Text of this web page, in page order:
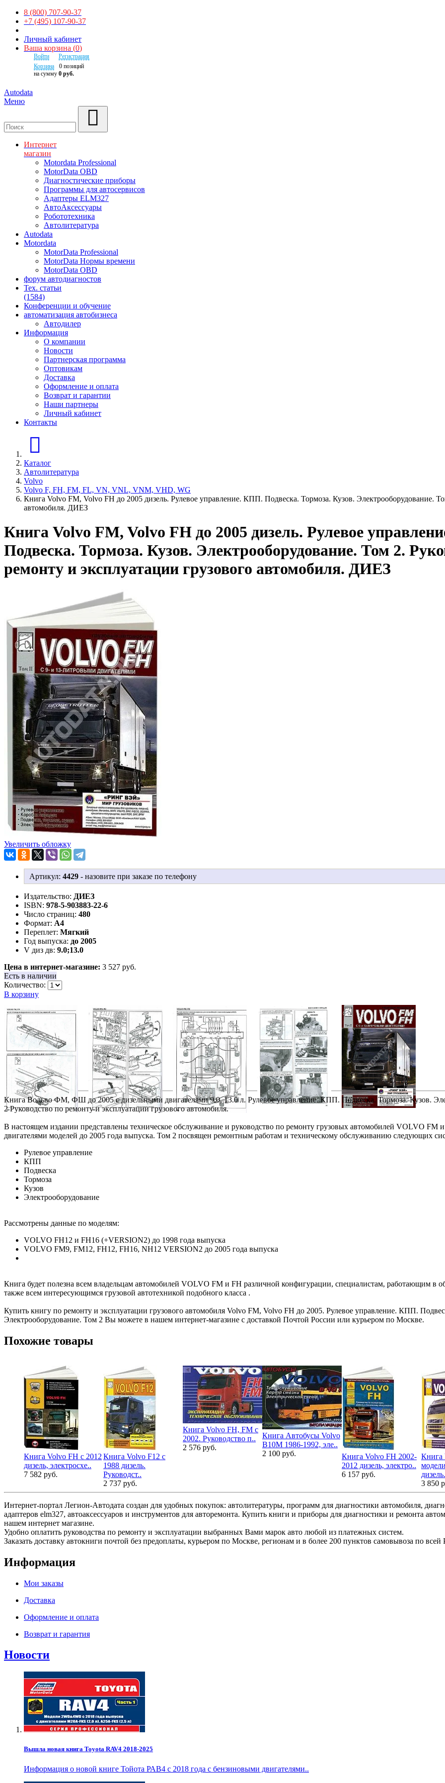
8 (800) 707-90-37
+7 (495) 107-90-37
Личный кабинет
Ваша корзина (0)
Войти
Регистрация
Корзина
0 позиций
на сумму 0 руб.
Autodata
Меню
Интернет
магазин
Motordata Professional
MotorData OBD
Диагностические приборы
Программы для автосервисов
Адаптеры ELM327
АвтоАксессуары
Робототехника
Автолитература
Autodata
Motordata
MotorData Professional
MotorData Нормы времени
MotorData OBD
форум автодиагностов
Тех. статьи
(1584)
Конференции и обучение
автоматизация автобизнеса
Автодилер
Информация
О компании
Новости
Партнерская программа
Оптовикам
Доставка
Оформление и оплата
Возврат и гарантии
Наши партнеры
Личный кабинет
Контакты
Каталог
Автолитература
Volvo
Volvo F, FH, FM, FL, VN, VNL, VNM, VHD, WG
Книга Volvo FM, Volvo FH до 2005 дизель. Рулевое управление. КПП. Подвеска. Тормоза. Кузов. Электрооборудование.
автомобиля. ДИЕЗ
Книга Volvo FM, Volvo FH до 2005 дизель. Рулевое
Подвеска. Тормоза. Кузов. Электрооборудование. Том 2.
ремонту и эксплуатации грузового автомобиля. ДИЕЗ
Увеличить обложку
Артикул: 4429 - назовите при заказе по телефону
Издательство: ДИЕЗ
ISBN: 978-5-903883-22-6
Число страниц: 480
Формат: А4
Переплет: Мягкий
Год выпуска: до 2005
V диз дв: 9.0;13.0
Цена в интернет-магазине: 3 527 руб.
Есть в наличии
Количество:
В корзину
Книга Вольво ФМ, ФШ до 2005 с дизельными двигателями 9.0, 13.0 л. Рулевое управление. КПП. Подвеска. Тормоза. Кузов.
2 Руководство по ремонту и эксплуатации грузового автомобиля.
В настоящем издании представлены техническое обслуживание и руководство по ремонту грузовых автомобилей VOLVO FM
двигателями моделей до 2005 года выпуска. Том 2 посвящен ремонтным работам и техническому обслуживанию следующих
Рулевое управление
КПП
Подвеска
Тормоза
Кузов
Электрооборудование
Рассмотрены данные по моделям:
VOLVO FH12 и FH16 (+VERSION2) до 1998 года выпуска
VOLVO FM9, FM12, FH12, FH16, NH12 VERSION2 до 2005 года выпуска
Книга будет полезна всем владельцам автомобилей VOLVO FM и FH различной конфигурации, специалистам, работающим в
также всем интересующимся грузовой автотехникой подобного класса .
Купить книгу по ремонту и эксплуатации грузового автомобиля Volvo FM, Volvo FH до 2005. Рулевое управление. КПП.
Электрооборудование. Том 2 Вы можете в нашем интернет-магазине с доставкой Почтой России или курьером по Москве.
Похожие товары
Книга Volvo FH с 2012
дизель, электросхе..
7 582 руб.
Книга Volvo F12 с
1988 дизель.
Руководст..
2 737 руб.
Книга Volvo FH, FM с
2002. Руководство п..
2 576 руб.
Книга Автобусы Volvo
B10M 1986-1992, эле..
2 100 руб.
Книга Volvo FH 2002-
2012 дизель, электро..
6 157 руб.
Книга
3 850
Интернет-портал Легион-Автодата создан для удобных покупок: автолитературы, программ для диагностики автомобиля,
адаптеров elm327, автоаксессуаров и инструментов для авторемонта. Купить книги и приборы для диагностики и ремонта
нашем интернет магазине.
Удобно оплатить руководства по ремонту и эксплуатации выбранных Вами марок авто любой из платежных систем.
Заказать доставку автокниги почтой без предоплаты, курьером по Москве, регионам и в более 200 пунктов самовывоза по всей
Информация
Мои заказы
Доставка
Оформление и оплата
Возврат и гарантия
Новости
Вышла новая книга Toyota RAV4 2018-2025
Информация о новой книге Тойота РАВ4 с 2018 года с бензиновыми двигателями..